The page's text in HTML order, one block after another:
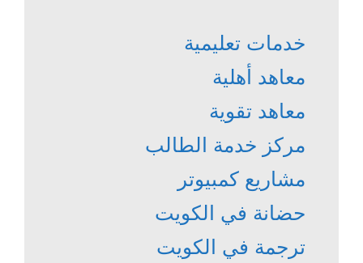
خدمات تعليمية
معاهد أهلية
معاهد تقوية
مركز خدمة الطالب
مشاريع كمبيوتر
حضانة في الكويت
ترجمة في الكويت